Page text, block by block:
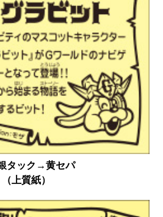
タック→黄セパ
（上質紙）